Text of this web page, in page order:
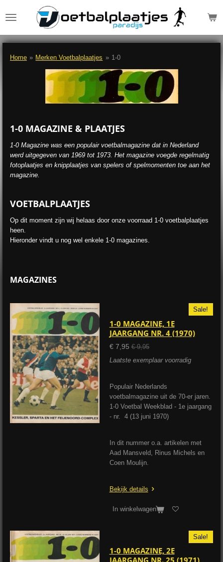
direct
de
Home » Merken Voetbalplaatjes » 1-0
1-0 MAGAZINE & PLAATJES
1-0 Magazine was een populair voetbalmagazine dat in Nederland
werd uitgegeven van 1969 tot 1973. Het magazine voegde regelmatig
fotoplaatjes en knipplaatjes van spelers of spelmomenten toe aan het
magazine.
VOETBALPLAATJES
Op dit moment zijn wij helaas door onze voorraad 1-0 voetbalplaatjes
heen.
Hieronder vindt u nog wel enkele 1-0 magazines.
MAGAZINES
Sale!
1-0 MAGAZINE, 1E
JAARGANG NR. 4 (1970)
€ 7,95 € 9,95
Laatste exemplaar voorradig
Populair Nederlands
voetbalmagazine uit de 70-er jaren.
1-0 Voetbal Weekblad - 1e jaargang
- nr. 4 (13 juni 1970)
In dit nummer o.a. artikelen met
Aad Mansveld, Rinus Michels en
Coen Moulijn.
Bekijk details
In winkelwagen
Sale!
1-0 MAGAZINE, 2E